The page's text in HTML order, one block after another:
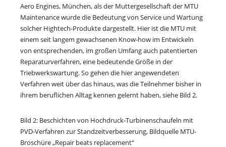
Aero Engines, München, als der Muttergesellschaft der MTU
Maintenance wurde die Bedeutung von Service und Wartung
solcher Hightech-Produkte dargestellt. Hier ist die MTU mit
einem seit langem gewachsenen Know-how im Entwickeln
von entsprechenden, im großen Umfang auch patentierten
Reparaturverfahren, eine bedeutende Größe in der
Triebwerkswartung. So gehen die hier angewendeten
Verfahren weit über das hinaus, was die Teilnehmer bisher in
ihrem beruflichen Alltag kennen gelernt haben, siehe Bild 2.
Bild 2: Beschichten von Hochdruck-Turbinenschaufeln mit
PVD-Verfahren zur Standzeitverbesserung, Bildquelle MTU-
Broschüre „Repair beats replacement“